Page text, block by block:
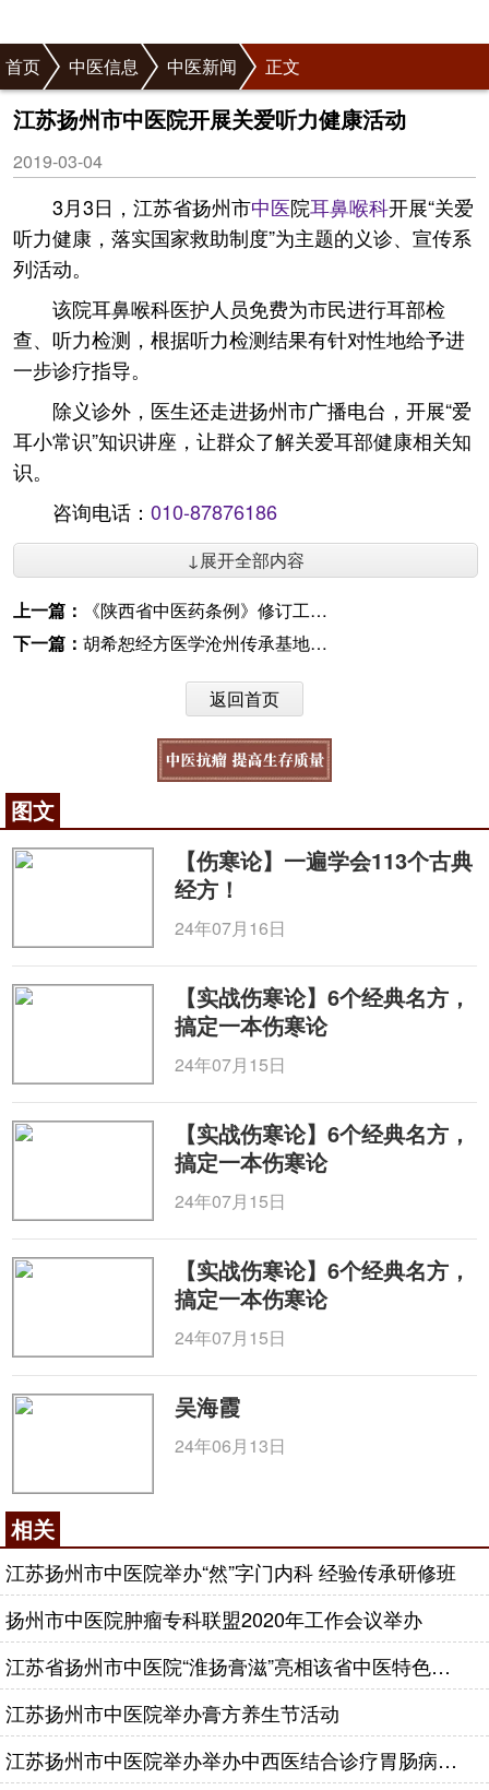
首页 中医信息 中医新闻 正文
江苏扬州市中医院开展关爱听力健康活动
2019-03-04
3月3日，江苏省扬州市中医院耳鼻喉科开展“关爱
听力健康，落实国家救助制度”为主题的义诊、宣传系
列活动。
该院耳鼻喉科医护人员免费为市民进行耳部检
查、听力检测，根据听力检测结果有针对性地给予进
一步诊疗指导。
除义诊外，医生还走进扬州市广播电台，开展“爱
耳小常识”知识讲座，让群众了解关爱耳部健康相关知
识。
咨询电话： 010-87876186
↓展开全部内容
上一篇：
《陕西省中医药条例》修订工作组深入安康市中医医院开展调研
下一篇： 胡希恕经方医学沧州传承基地揭牌
返回首页
图文
【伤寒论】一遍学会113个古典
经方！
24年07月16日
【实战伤寒论】6个经典名方，
搞定一本伤寒论
24年07月15日
【实战伤寒论】6个经典名方，
搞定一本伤寒论
24年07月15日
【实战伤寒论】6个经典名方，
搞定一本伤寒论
24年07月15日
吴海霞
24年06月13日
相关
江苏扬州市中医院举办“然”字门内科 经验传承研修班
扬州市中医院肿瘤专科联盟2020年工作会议举办
江苏省扬州市中医院“淮扬膏滋”亮相该省中医特色膏方展
江苏扬州市中医院举办膏方养生节活动
江苏扬州市中医院举办举办中西医结合诊疗胃肠病学习班